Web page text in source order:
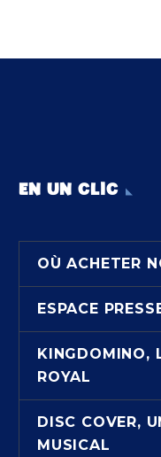
EN UN CLIC
OÙ ACHETER
ESPACE
KINGDOMINO,
ROYAL
DISC COVER,
MUSICAL